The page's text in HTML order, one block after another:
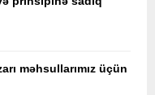
məhsullarımız üçün